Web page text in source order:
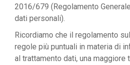
2016/679 (Regolamento
dati personali).
Ricordiamo che il regolamento
regole più puntuali in materia di
al trattamento dati, una maggiore